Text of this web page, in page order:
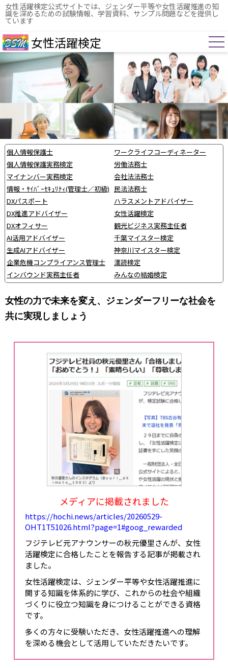
女性活躍検定公式サイトでは、ジェンダー平等や女性活躍推進の知
識を深めるための試験情報、学習資料、サンプル問題などを提供し
ています
女性活躍検定
個人情報保護士
個人情報保護実務検定
マイナンバー実務検定
情報・ｻｲﾊﾞｰｾｷｭﾘﾃｨ(管理士／初級)
DXパスポート
DX推進アドバイザー
DXオフィサー
AI活用アドバイザー
生成AIアドバイザー
企業危機コンプライアンス管理士
インバウンド実務主任者
ワークライフコーディネーター
労働法務士
会社法法務士
民法法務士
ハラスメントアドバイザー
女性活躍検定
観光ビジネス実務主任者
千葉マイスター検定
神奈川マイスター検定
漢読検定
みんなの結婚検定
女性の力で未来を変え、ジェンダーフリーな社会を
共に実現しましょう
メディアに掲載されました
https://hochi.news/articles/20260529-
OHT1T51026.html?page=1#goog_rewarded
フジテレビ元アナウンサーの秋元優里さんが、女性
活躍検定に合格したことを報告する記事が掲載され
ました。
女性活躍検定は、ジェンダー平等や女性活躍推進に
関する知識を体系的に学び、これからの社会や組織
づくりに役立つ知識を身につけることができる資格
です。
多くの方々に受験いただき、女性活躍推進への理解
を深める機会として活用していただきたいです。